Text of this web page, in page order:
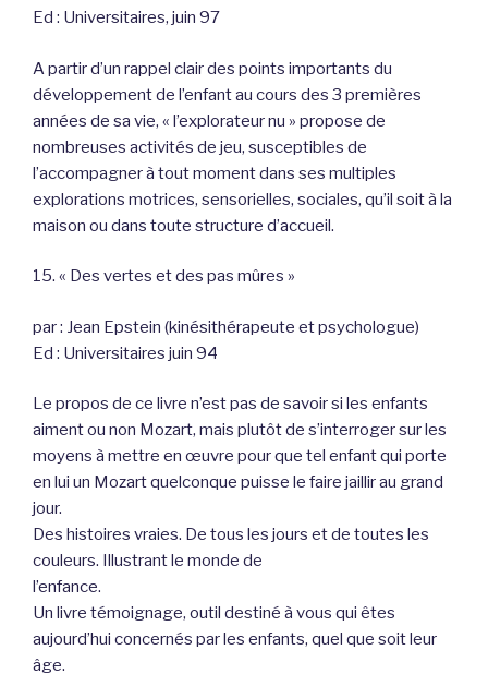
Ed : Universitaires, juin 97
A partir d’un rappel clair des points importants du
développement de l’enfant au cours des 3 premières
années de sa vie, « l’explorateur nu » propose de
nombreuses activités de jeu, susceptibles de
l’accompagner à tout moment dans ses multiples
explorations motrices, sensorielles, sociales, qu’il soit à la
maison ou dans toute structure d’accueil.
15. « Des vertes et des pas mûres »
par : Jean Epstein (kinésithérapeute et psychologue)
Ed : Universitaires juin 94
Le propos de ce livre n’est pas de savoir si les enfants
aiment ou non Mozart, mais plutôt de s’interroger sur les
moyens à mettre en œuvre pour que tel enfant qui porte
en lui un Mozart quelconque puisse le faire jaillir au grand
jour.
Des histoires vraies. De tous les jours et de toutes les
couleurs. Illustrant le monde de
l’enfance.
Un livre témoignage, outil destiné à vous qui êtes
aujourd’hui concernés par les enfants, quel que soit leur
âge.